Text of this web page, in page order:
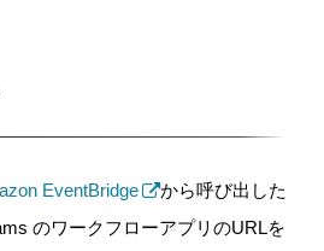
EventBridge
から呼び出した
のワークフローアプリのURLを